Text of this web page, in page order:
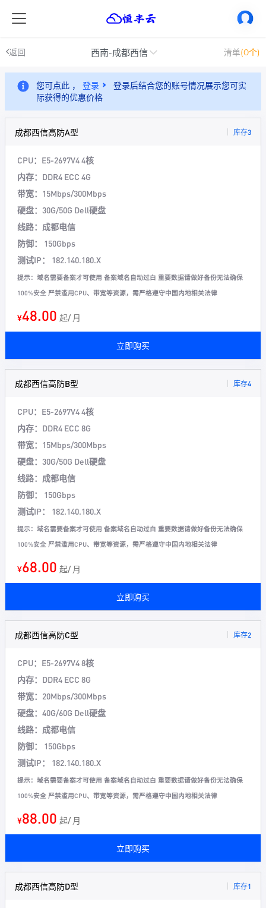
返回 西南-成都西信 清单(0个)
您可点此 ， 登录
登录后结合您的账号情况展示您可实
际获得的优惠价格
成都西信高防A型 库存3
CPU：E5-2697V4 4核
内存：DDR4 ECC 4G
带宽：15Mbps/300Mbps
硬盘：30G/50G Dell硬盘
线路：成都电信
防御： 150Gbps
测试IP： 182.140.180.X
提示：域名需要备案才可使用 备案域名自动过白 重要数据请做好备份无法确保
100%安全 严禁滥用CPU、带宽等资源，需严格遵守中国内地相关法律
¥48.00 起/ 月
立即购买
成都西信高防B型 库存4
CPU：E5-2697V4 4核
内存：DDR4 ECC 8G
带宽：15Mbps/300Mbps
硬盘：30G/50G Dell硬盘
线路：成都电信
防御： 150Gbps
测试IP： 182.140.180.X
提示：域名需要备案才可使用 备案域名自动过白 重要数据请做好备份无法确保
100%安全 严禁滥用CPU、带宽等资源，需严格遵守中国内地相关法律
¥68.00 起/ 月
立即购买
成都西信高防C型 库存2
CPU：E5-2697V4 8核
内存：DDR4 ECC 8G
带宽：20Mbps/300Mbps
硬盘：40G/60G Dell硬盘
线路：成都电信
防御： 150Gbps
测试IP： 182.140.180.X
提示：域名需要备案才可使用 备案域名自动过白 重要数据请做好备份无法确保
100%安全 严禁滥用CPU、带宽等资源，需严格遵守中国内地相关法律
¥88.00 起/ 月
立即购买
成都西信高防D型 库存1